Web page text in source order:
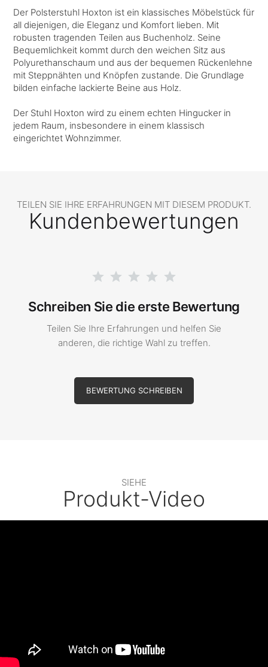
Der Polsterstuhl Hoxton ist ein klassisches Möbelstück für
all diejenigen, die Eleganz und Komfort lieben. Mit
robusten tragenden Teilen aus Buchenholz. Seine
Bequemlichkeit kommt durch den weichen Sitz aus
Polyurethanschaum und aus der bequemen Rückenlehne
mit Steppnähten und Knöpfen zustande. Die Grundlage
bilden einfache lackierte Beine aus Holz.
Der Stuhl Hoxton wird zu einem echten Hingucker in
jedem Raum, insbesondere in einem klassisch
eingerichtet Wohnzimmer.
TEILEN SIE IHRE ERFAHRUNGEN MIT DIESEM PRODUKT.
Kundenbewertungen
Schreiben Sie die erste Bewertung
Teilen Sie Ihre Erfahrungen und helfen Sie
anderen, die richtige Wahl zu treffen.
BEWERTUNG SCHREIBEN
SIEHE
Produkt-Video